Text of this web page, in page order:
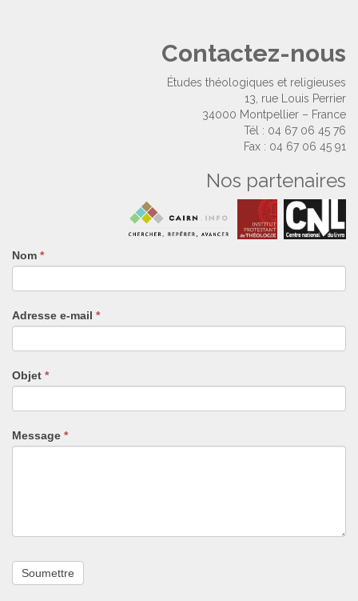
Contactez-nous
Études théologiques et religieuses
13, rue Louis Perrier
34000 Montpellier – France
Tél : 04 67 06 45 76
Fax : 04 67 06 45 91
Nos partenaires
Nom *
Adresse e-mail *
Objet *
Message *
Si
vous
êtes
humain,
remplissez
ce